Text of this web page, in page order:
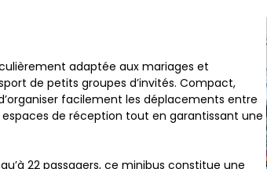
adaptée aux mariages et
de petits groupes d’invités. Compact,
facilement les déplacements entre
de réception tout en garantissant une
22 passagers, ce minibus constitue une